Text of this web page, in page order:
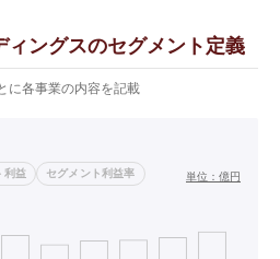
ングスのセグメント定義
に各事業の内容を記載
利益 セグメント利益率 単位： 億円